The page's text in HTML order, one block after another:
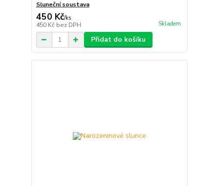
Sluneční soustava
450 Kč/ks
450 Kč bez DPH Skladem
Přidat do košíku